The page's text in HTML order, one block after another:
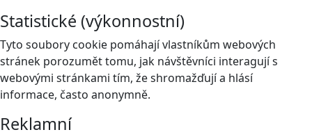
Statistické (výkonnostní)
Tyto soubory cookie pomáhají vlastníkům webových
stránek porozumět tomu, jak návštěvníci interagují s
webovými stránkami tím, že shromažďují a hlásí
informace, často anonymně.
Reklamní